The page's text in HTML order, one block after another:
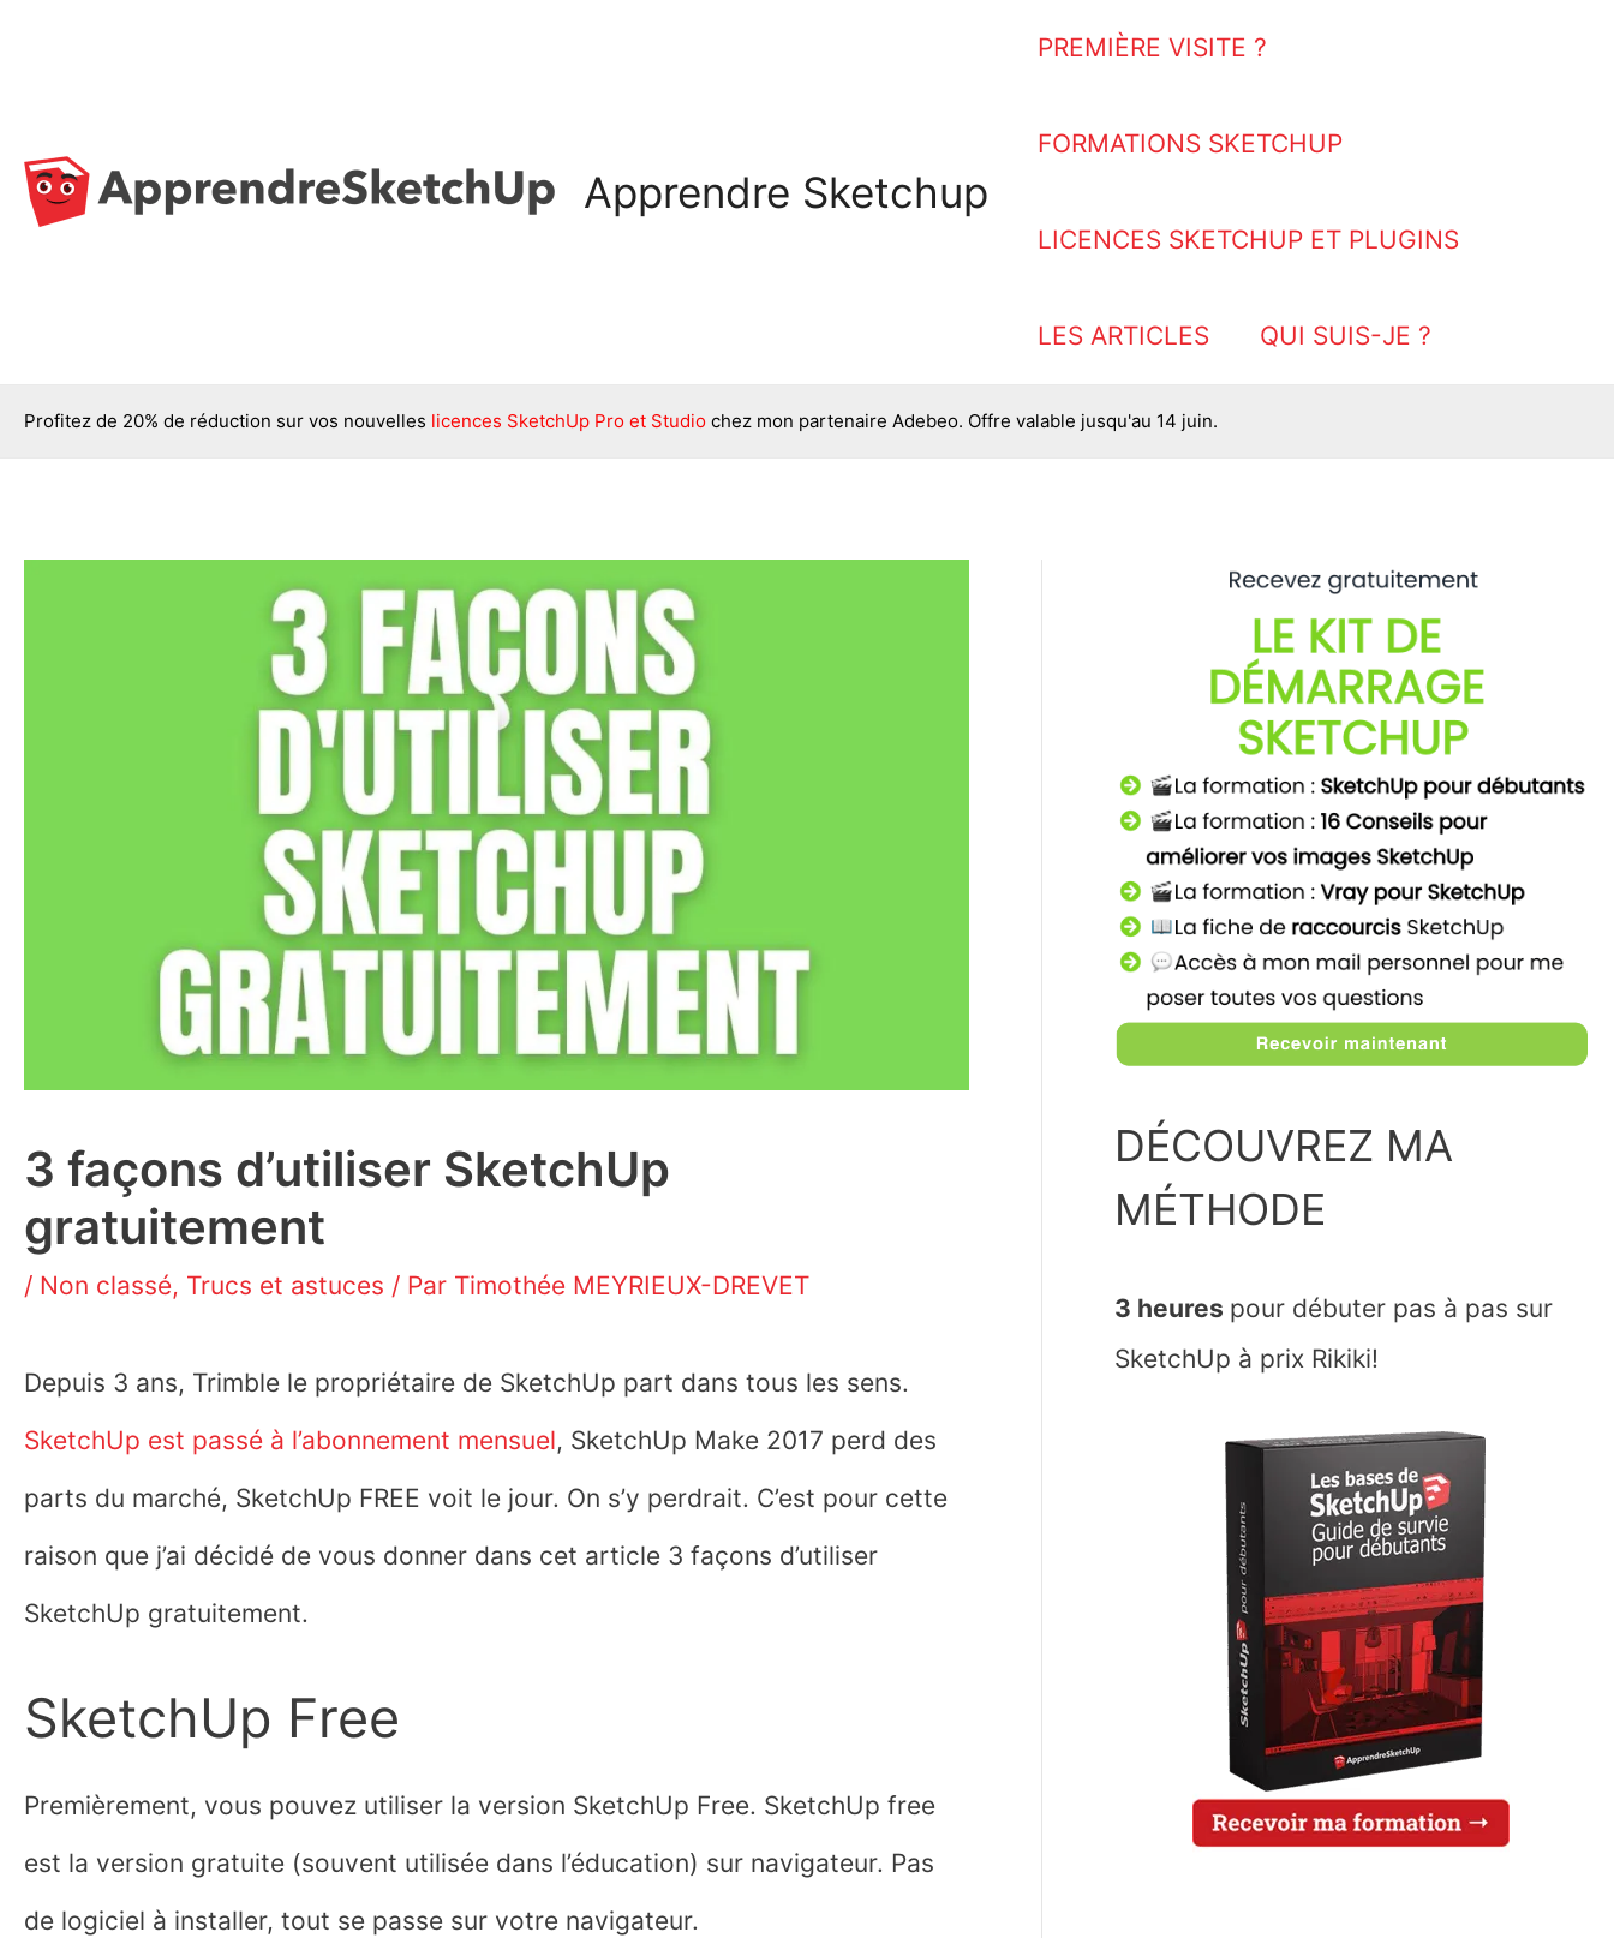
Apprendre Sketchup
PREMIÈRE VISITE ?
FORMATIONS SKETCHUP
LICENCES SKETCHUP ET PLUGINS
LES ARTICLES QUI SUIS-JE ?
Profitez de 20% de réduction sur vos nouvelles licences SketchUp Pro et Studio chez mon partenaire Adebeo. Offre valable jusqu'au 14 juin.
3 façons d’utiliser SketchUp
gratuitement
/ Non classé, Trucs et astuces / Par Timothée MEYRIEUX-DREVET
Depuis 3 ans, Trimble le propriétaire de SketchUp part dans tous les sens.
SketchUp est passé à l’abonnement mensuel, SketchUp Make 2017 perd des
parts du marché, SketchUp FREE voit le jour. On s’y perdrait. C’est pour cette
raison que j’ai décidé de vous donner dans cet article 3 façons d’utiliser
SketchUp gratuitement.
SketchUp Free
Premièrement, vous pouvez utiliser la version SketchUp Free. SketchUp free
est la version gratuite (souvent utilisée dans l’éducation) sur navigateur. Pas
de logiciel à installer, tout se passe sur votre navigateur.
DÉCOUVREZ MA
MÉTHODE
3 heures pour débuter pas à pas sur
SketchUp à prix Rikiki!